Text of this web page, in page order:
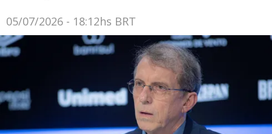
05/07/2026 - 18:12hs BRT